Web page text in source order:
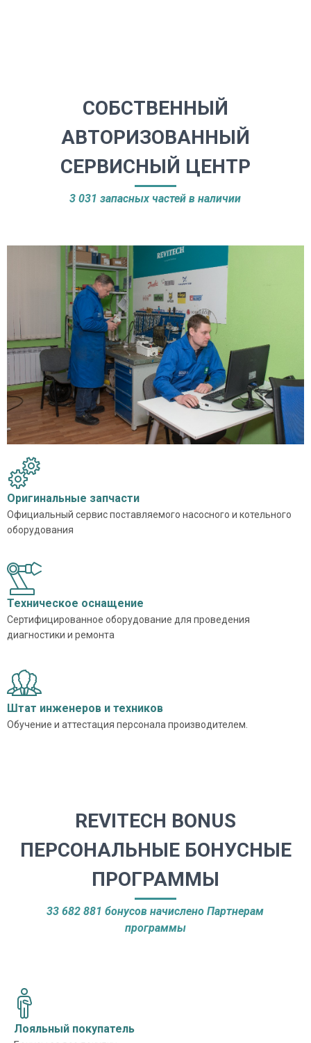
СОБСТВЕННЫЙ
АВТОРИЗОВАННЫЙ
СЕРВИСНЫЙ ЦЕНТР
3 031 запасных частей в наличии
Оригинальные запчасти
Официальный сервис поставляемого насосного и котельного
оборудования
Техническое оснащение
Сертифицированное оборудование для проведения
диагностики и ремонта
Штат инженеров и техников
Обучение и аттестация персонала производителем.
REVITECH BONUS
ПЕРСОНАЛЬНЫЕ БОНУСНЫЕ
ПРОГРАММЫ
33 682 881 бонусов начислено Партнерам
программы
Лояльный покупатель